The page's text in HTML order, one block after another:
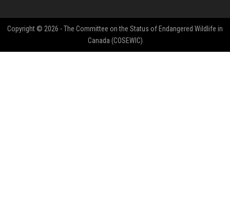
Copyright © 2026 - The Committee on the Status of Endangered Wildlife in
Canada (COSEWIC)